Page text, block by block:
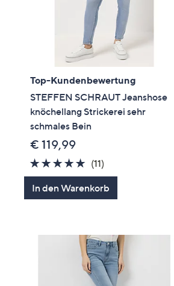
Top-Kundenbewertung
STEFFEN SCHRAUT Jeanshose
knöchellang Strickerei sehr
schmales Bein
€ 119,99
5.0
von
5
(11)
Bewertungen
In den Warenkorb